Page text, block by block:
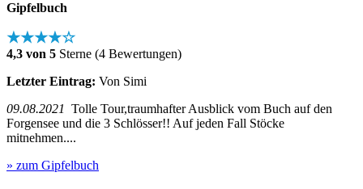
Gipfelbuch
★★★★☆
4,3 von 5 Sterne (4 Bewertungen)
Letzter Eintrag: Von Simi
09.08.2021 Tolle Tour,traumhafter Ausblick vom Buch auf den
Forgensee und die 3 Schlösser!! Auf jeden Fall Stöcke
mitnehmen....
» zum Gipfelbuch